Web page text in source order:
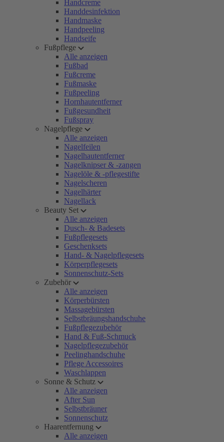
Handcreme
Handdesinfektion
Handmaske
Handpeeling
Handseife
Fußpflege
Alle anzeigen
Fußbad
Fußcreme
Fußmaske
Fußpeeling
Hornhautentferner
Fußgesundheit
Fußspray
Nagelpflege
Alle anzeigen
Nagelfeilen
Nagelhautentferner
Nagelknipser & -zangen
Nagelöle & -pflegestifte
Nagelscheren
Nagelhärter
Nagellack
Beauty Set
Alle anzeigen
Dusch- & Badesets
Fußpflegesets
Geschenksets
Hand- & Nagelpflegesets
Körperpflegesets
Sonnenschutz-Sets
Zubehör
Alle anzeigen
Körperbürsten
Massagebürsten
Selbstbräungshandschuhe
Fußpflegezubehör
Hand & Fuß-Schmuck
Nagelpflegezubehör
Peelinghandschuhe
Pflege Accessoires
Waschlappen
Sonne & Schutz
Alle anzeigen
After Sun
Selbstbräuner
Sonnenschutz
Haarentfernung
Alle anzeigen